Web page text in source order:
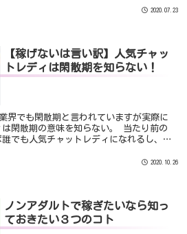
2020.07.23
【稼げないは言い訳】人気チャッ
トレディは閑散期を知らない！
界でも閑散期と言われていますが実際に
閑散期の意味を知らない。 当たり前の
でも人気チャットレディになれるし、
2020.10.26
ノンアダルトで稼ぎたいなら知っ
ておきたい３つのコト